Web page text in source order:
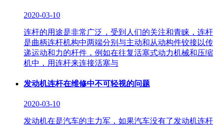
2020-03-10
连杆的用途是非常广泛，受到人们的关注和青睐，连杆
是曲柄连杆机构中两端分别与主动和从动构件铰接以传
递运动和力的杆件，例如在往复活塞式动力机械和压缩
机中，用连杆来连接活塞与
发动机连杆在维修中不可轻视的问题
2020-03-10
发动机在是汽车的主力军，如果汽车没有了发动机连杆